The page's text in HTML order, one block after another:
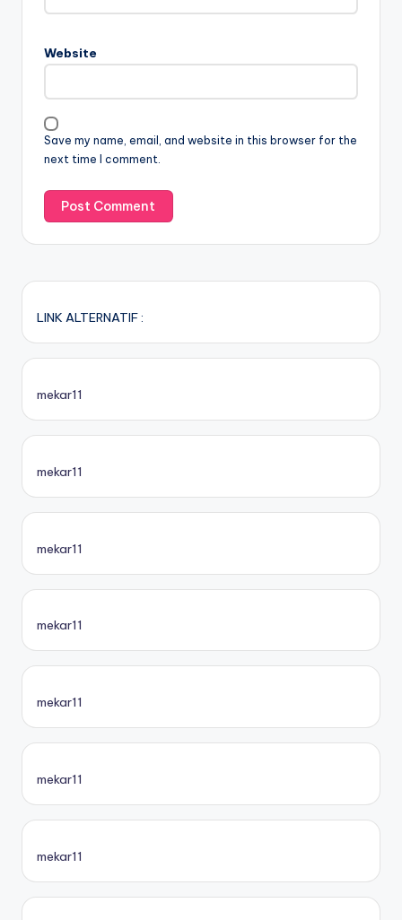
Website
Save my name, email, and website in this browser for the
next time I comment.
LINK ALTERNATIF :
mekar11
mekar11
mekar11
mekar11
mekar11
mekar11
mekar11